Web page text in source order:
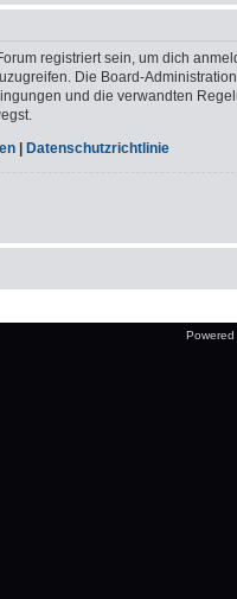
registriert sein, um dich
Die Board-
und die verwandten
| Datenschutzrichtlinie
Powered